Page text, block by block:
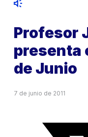
Profesor
presenta
de Junio
7 de junio de 2011